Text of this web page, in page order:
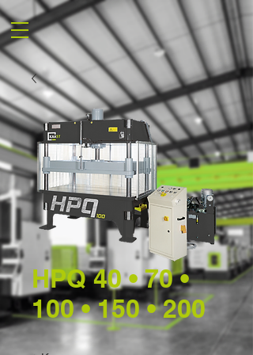
HPQ 40 • 70 •
100 • 150 • 200